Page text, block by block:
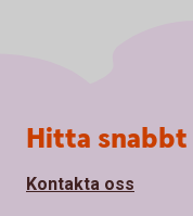
Sidfot
Hitta snabbt
Kontakta oss